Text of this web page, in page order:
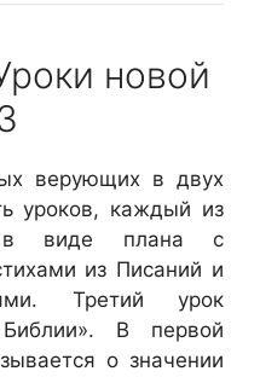
новой
верующих в двух
уроков, каждый из
в виде плана с
из Писаний и
Третий урок
В первой
о значении